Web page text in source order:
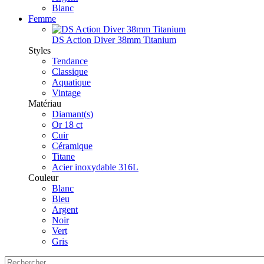
Blanc
Femme
DS Action Diver 38mm Titanium
Styles
Tendance
Classique
Aquatique
Vintage
Matériau
Diamant(s)
Or 18 ct
Cuir
Céramique
Titane
Acier inoxydable 316L
Couleur
Blanc
Bleu
Argent
Noir
Vert
Gris